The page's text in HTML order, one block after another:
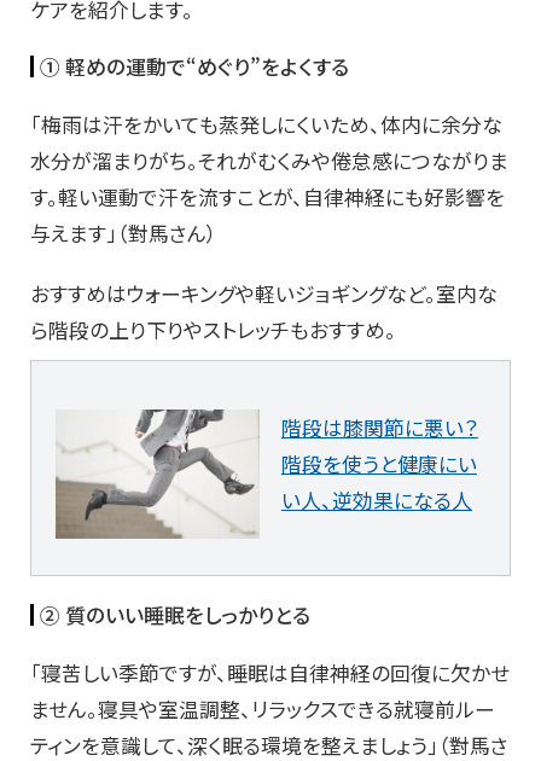
ケアを紹介します。
① 軽めの運動で“めぐり”をよくする
「梅雨は汗をかいても蒸発しにくいため、体内に余分な
水分が溜まりがち。それがむくみや倦怠感につながりま
す。軽い運動で汗を流すことが、自律神経にも好影響を
与えます」（對馬さん）
おすすめはウォーキングや軽いジョギングなど。室内な
ら階段の上り下りやストレッチもおすすめ。
階段は膝関節に悪い？
階段を使うと健康にい
い人、逆効果になる人
② 質のいい睡眠をしっかりとる
「寝苦しい季節ですが、睡眠は自律神経の回復に欠かせ
ません。寝具や室温調整、リラックスできる就寝前ルー
ティンを意識して、深く眠る環境を整えましょう」（對馬さ